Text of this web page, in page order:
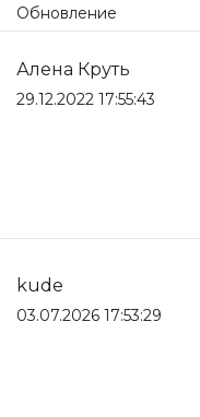
Обновление
Алена Круть
29.12.2022 17:55:43
kude
03.07.2026 17:53:29